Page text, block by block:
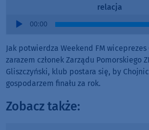
relacja
Audio
00:00
Jak potwierdza Weekend FM
zarazem członek Zarządu Pomorskiego
Gliszczyński, klub postara się, by
gospodarzem finału za rok.
Zobacz także: